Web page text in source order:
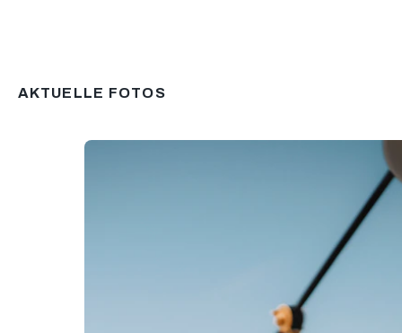
AKTUELLE FOTOS